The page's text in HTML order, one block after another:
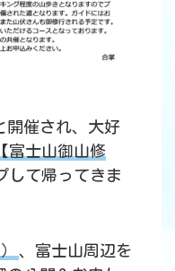
開催され、大好
【富士山御山修
して帰ってきま
、富士山周辺を